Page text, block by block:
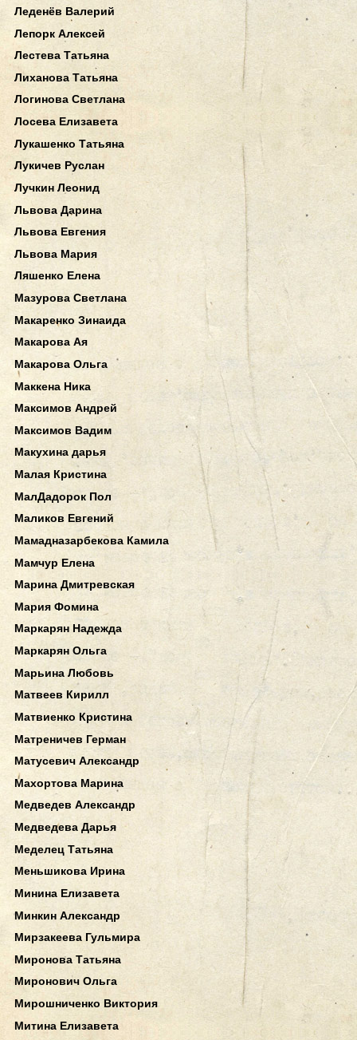
Леденёв Валерий
Лепорк Алексей
Лестева Татьяна
Лиханова Татьяна
Логинова Светлана
Лосева Елизавета
Лукашенко Татьяна
Лукичев Руслан
Лучкин Леонид
Львова Дарина
Львова Евгения
Львова Мария
Ляшенко Елена
Мазурова Светлана
Макаренко Зинаида
Макарова Ая
Макарова Ольга
Маккена Ника
Максимов Андрей
Максимов Вадим
Макухина дарья
Малая Кристина
МалДадорок Пол
Маликов Евгений
Мамадназарбекова Камила
Мамчур Елена
Марина Дмитревская
Мария Фомина
Маркарян Надежда
Маркарян Ольга
Марьина Любовь
Матвеев Кирилл
Матвиенко Кристина
Матреничев Герман
Матусевич Александр
Махортова Марина
Медведев Александр
Медведева Дарья
Меделец Татьяна
Меньшикова Ирина
Минина Елизавета
Минкин Александр
Мирзакеева Гульмира
Миронова Татьяна
Миронович Ольга
Мирошниченко Виктория
Митина Елизавета